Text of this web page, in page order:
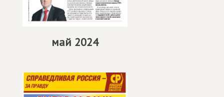
май 2024